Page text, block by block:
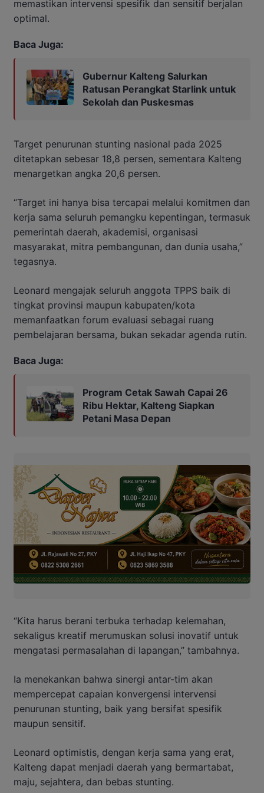
memastikan intervensi spesifik dan sensitif berjalan
optimal.
Baca Juga:
Gubernur Kalteng Salurkan
Ratusan Perangkat Starlink untuk
Sekolah dan Puskesmas
Target penurunan stunting nasional pada 2025
ditetapkan sebesar 18,8 persen, sementara Kalteng
menargetkan angka 20,6 persen.
“Target ini hanya bisa tercapai melalui komitmen dan
kerja sama seluruh pemangku kepentingan, termasuk
pemerintah daerah, akademisi, organisasi
masyarakat, mitra pembangunan, dan dunia usaha,”
tegasnya.
Leonard mengajak seluruh anggota TPPS baik di
tingkat provinsi maupun kabupaten/kota
memanfaatkan forum evaluasi sebagai ruang
pembelajaran bersama, bukan sekadar agenda rutin.
Baca Juga:
Program Cetak Sawah Capai 26
Ribu Hektar, Kalteng Siapkan
Petani Masa Depan
“Kita harus berani terbuka terhadap kelemahan,
sekaligus kreatif merumuskan solusi inovatif untuk
mengatasi permasalahan di lapangan,” tambahnya.
Ia menekankan bahwa sinergi antar-tim akan
mempercepat capaian konvergensi intervensi
penurunan stunting, baik yang bersifat spesifik
maupun sensitif.
Leonard optimistis, dengan kerja sama yang erat,
Kalteng dapat menjadi daerah yang bermartabat,
maju, sejahtera, dan bebas stunting.